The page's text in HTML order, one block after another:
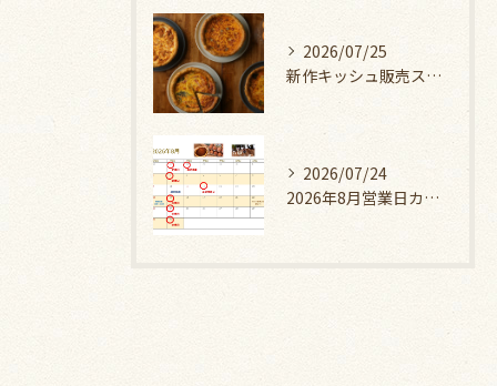
2026/07/25
新作キッシュ販売スタート！
2026/07/24
2026年8月営業日カレンダー